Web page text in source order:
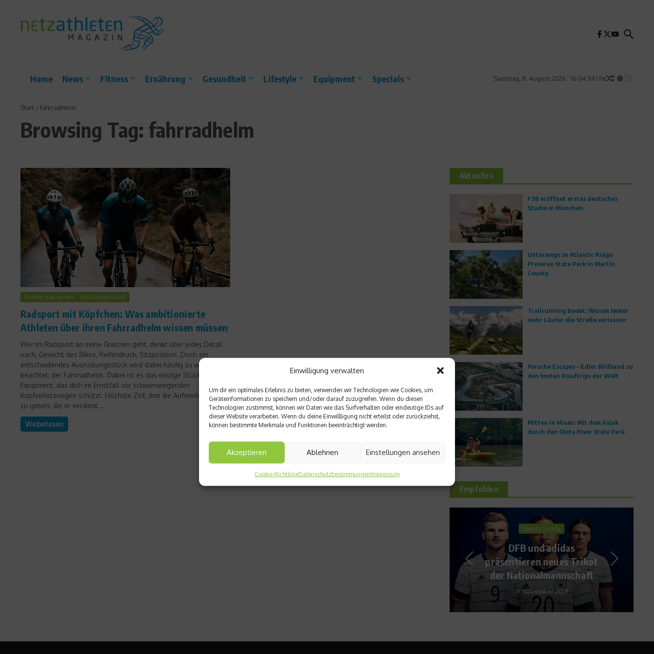
Einwilligung verwalten
Um dir ein optimales Erlebnis zu bieten, verwenden wir Technologien wie Cookies, um
Geräteinformationen zu speichern und/oder darauf zuzugreifen. Wenn du diesen
Technologien zustimmst, können wir Daten wie das Surfverhalten oder eindeutige IDs auf
dieser Website verarbeiten. Wenn du deine Einwillligung nicht erteilst oder zurückziehst,
können bestimmte Merkmale und Funktionen beeinträchtigt werden.
Akzeptieren Ablehnen Einstellungen ansehen
Cookie-RichtlinieDatenschutzbestimmungenImpressum
Home News Fitness Ernährung Gesundheit Lifestyle Equipment Specials Samstag, 8. August 2026 16:04:59 Uhr
Start / fahrradhelm
Browsing Tag: fahrradhelm
Richtig trainieren Unkategorisiert
Radsport mit Köpfchen: Was ambitionierte
Athleten über ihren Fahrradhelm wissen müssen
Wer im Radsport an seine Grenzen geht, denkt über jedes Detail
nach, Gewicht des Bikes, Reifendruck, Sitzposition. Doch ein
entscheidendes Ausrüstungsstück wird dabei häufig zu wenig
beachtet: der Fahrradhelm. Dabei ist es das einzige Stück
Equipment, das dich im Ernstfall vor schwerwiegenden
Kopfverletzungen schützt. Höchste Zeit, ihm die Aufmerksamkeit
zu geben, die er verdient....
Weiterlesen
Aktuelles
FS8 eröffnet erstes deutsches
Studio in München
Unterwegs im Atlantic Ridge
Preserve State Park in Martin
County
Trailrunning boomt: Warum immer
mehr Läufer die Straße verlassen
Porsche Escapes – Edler Bildband zu
den besten Roadtrips der Welt
Mitten in Miami: Mit dem Kajak
durch den Oleta River State Park
Empfohlen
Sports Inside
DFB und adidas
präsentieren neues Trikot
der Nationalmannschaft
11. November 2019